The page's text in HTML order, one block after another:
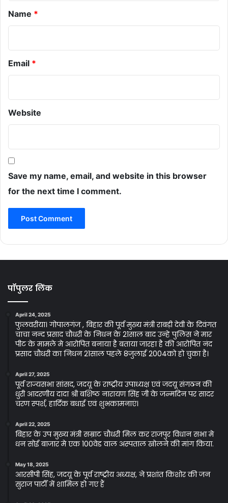
Name *
Email *
Website
Save my name, email, and website in this browser
for the next time I comment.
पॉपुलर लिंक
April 24, 2025
फुलवरीया। गोपालगंज , बिहार की पूर्व मुख्य मंत्री राबड़ी देवी के दिवंगत
चाचा नन्द प्रसाद चौधरी के निधन के 21साल बाद उन्हे पुलिस ने मार
पीट के मामले मे आरोपित बनाया है बताया जारहा है की आरोपित नंद
प्रसाद चौधरी का निधन 21साल पहले 8जुलाई 2004को हो चुका है।
April 27, 2025
पूर्व राज्यसभा सांसद, जदयू के राष्ट्रीय उपाध्यक्ष एवं जदयू संगठन की
धुरी आदरणीय दादा श्री बशिष्ठ नारायण सिंह जी के जन्मदिन पर सादर
चरण स्पर्श, हार्दिक बधाई एवं शुभकामनाएं।
April 22, 2025
बिहार के उप मुख्य मंत्री सम्राट चौधरी मिल कर राजपुर विधान सभा मे
धन सोई बाजार मे एक 100वेड वाल अस्पताल खोलने की मांग किया.
May 18, 2025
आरसीपी सिंह, जदयू के पूर्व राष्ट्रीय अध्यक्ष, ने प्रशांत किशोर की जन
सुराज पार्टी में शामिल हो गए हैं